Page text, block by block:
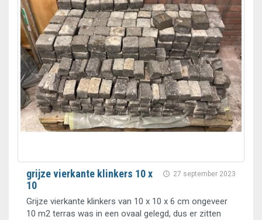
27 september 2023
grijze vierkante klinkers 10 x
10
Grijze vierkante klinkers van 10 x 10 x 6 cm ongeveer
10 m2 terras was in een ovaal gelegd, dus er zitten